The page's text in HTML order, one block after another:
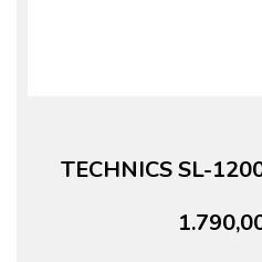
TECHNICS SL-